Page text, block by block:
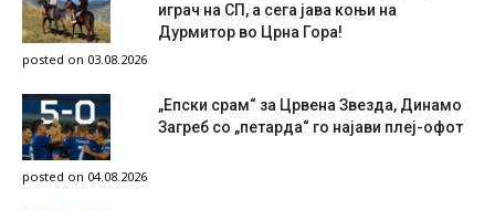
играч на СП, а сега јава коњи на
Дурмитор во Црна Гора!
posted on 03.08.2026
„Епски срам“ за Црвена Звезда, Динамо
Загреб со „петарда“ го најави плеј-офот
posted on 04.08.2026